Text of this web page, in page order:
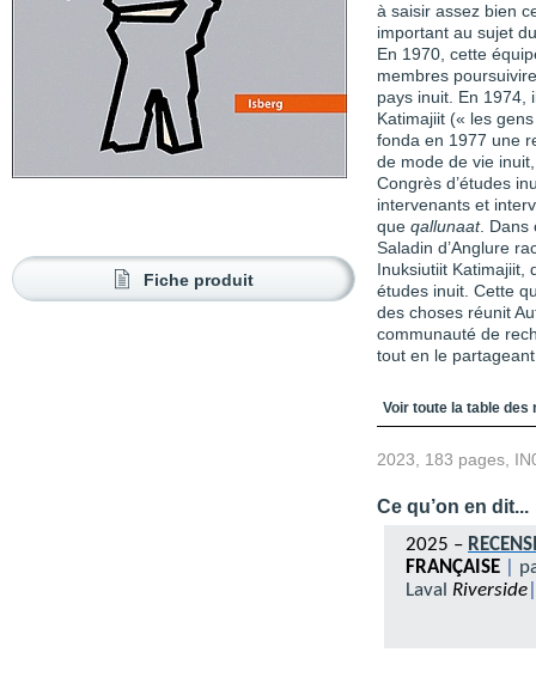
Fiche produit
à saisir assez bien
important au sujet
En 1970, cette
membres
pays inuit. En 1974,
Katimajiit (« les
fonda en 1977 une
de mode de vie
Congrès d’études
intervenants et
que qallu­naat. Dans
Saladin d’Anglure
Inuksiutiit Katimajiit,
études inuit. Cette
des choses réunit
communauté de
tout en le
Table des
Voir toute la table des
2023, 183 pages,
Ce qu’on en dit...
2025 –
FRANÇAISE
Laval
Riverside